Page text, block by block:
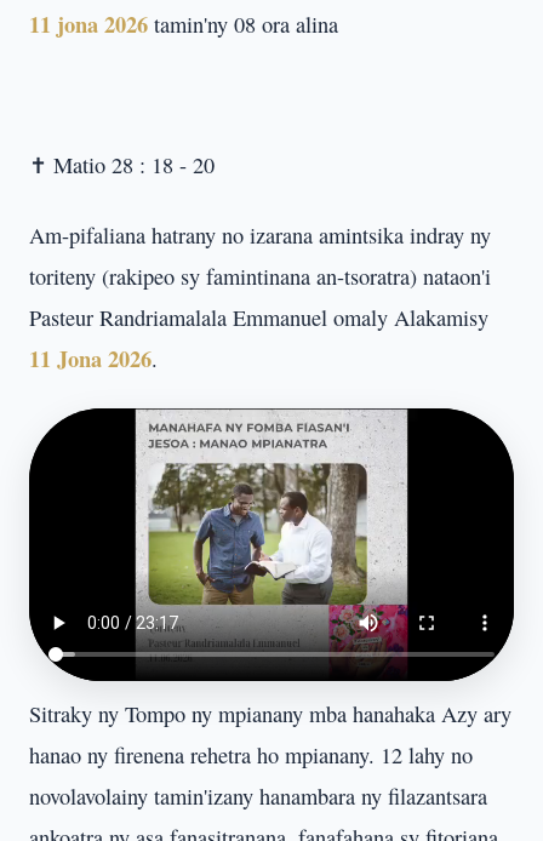
11 jona 2026 tamin'ny 08 ora alina
✝️ Matio 28 : 18 - 20
Am-pifaliana hatrany no izarana amintsika indray ny
toriteny (rakipeo sy famintinana an-tsoratra) nataon'i
Pasteur Randriamalala Emmanuel omaly Alakamisy
11 Jona 2026.
Sitraky ny Tompo ny mpianany mba hanahaka Azy ary
hanao ny firenena rehetra ho mpianany. 12 lahy no
novolavolainy tamin'izany hanambara ny filazantsara